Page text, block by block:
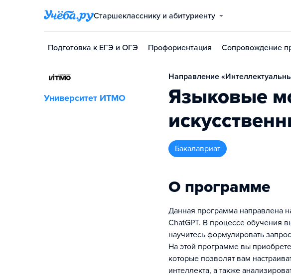
Старшекласснику и абитуриенту
Подготовка к ЕГЭ и ОГЭ Профориентация Сопровождение
Университет ИТМО
Направление
Языковые
бакалавриат
О программе
Данная программа направлена
ChatGPT. В процессе обучения
научитесь формулировать
На этой программе вы
которые позволят вам
интеллекта, а также